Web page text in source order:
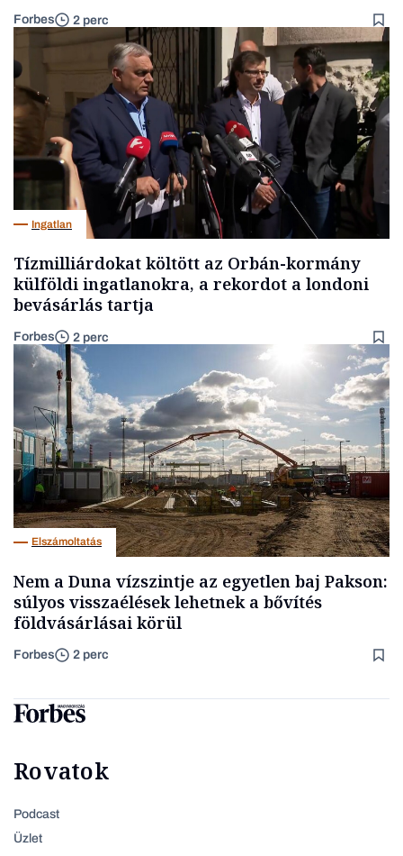
Forbes 2 perc
Ingatlan
Tízmilliárdokat költött az Orbán-kormány
külföldi ingatlanokra, a rekordot a londoni
bevásárlás tartja
Forbes 2 perc
Elszámoltatás
Nem a Duna vízszintje az egyetlen baj Pakson:
súlyos visszaélések lehetnek a bővítés
földvásárlásai körül
Forbes 2 perc
Rovatok
Podcast
Üzlet